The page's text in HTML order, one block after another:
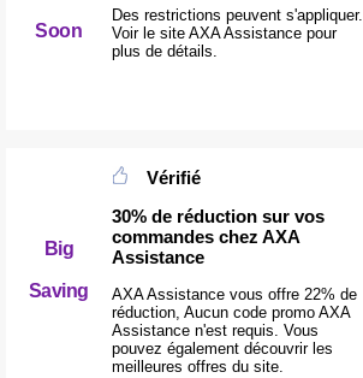
Soon
Des restrictions peuvent s'appliquer.
Voir le site AXA Assistance pour
plus de détails.
Big
Saving
Vérifié
30% de réduction sur vos
commandes chez AXA
Assistance
AXA Assistance vous offre 22% de
réduction, Aucun code promo AXA
Assistance n'est requis. Vous
pouvez également découvrir les
meilleures offres du site.